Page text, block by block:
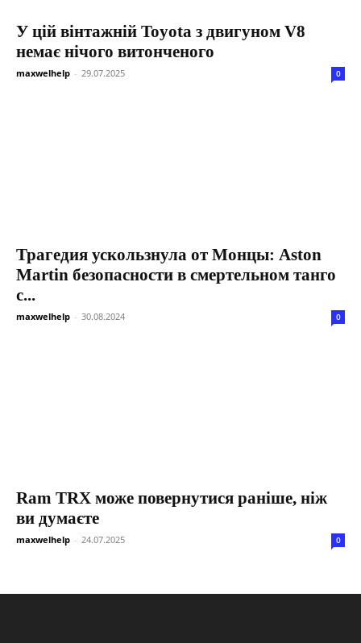
У цій вінтажній Toyota з двигуном V8
немає нічого витонченого
maxwelhelp - 29.07.2025 0
Трагедия ускользнула от Монцы: Aston
Martin безопасности в смертельном танго
с...
maxwelhelp - 30.08.2024 0
Ram TRX може повернутися раніше, ніж
ви думаєте
maxwelhelp - 24.07.2025 0